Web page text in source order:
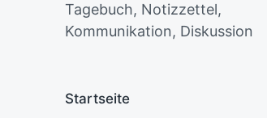
Tagebuch, Notizzettel,
Kommunikation, Diskussion
Startseite